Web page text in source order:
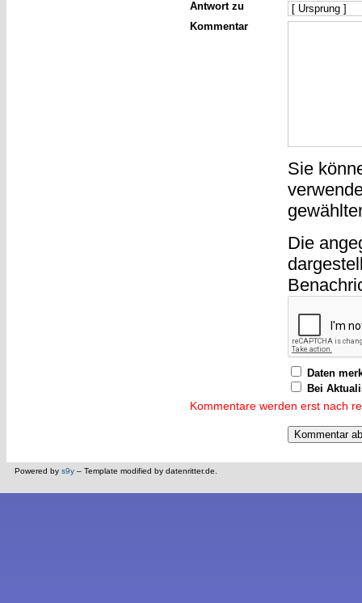
Antwort zu
Kommentar
Sie
Die
Daten
Bei
Kommentare werden erst nach
Powered by s9y – Template modified by datenritter.de.